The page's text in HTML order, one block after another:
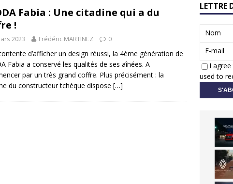
Fabia : Une citadine qui a du
!
2023 Frédéric MARTINEZ 0
d’afficher un design réussi, la 4ème génération de
Fabia a conservé les qualités de ses aînées. A
par un très grand coffre. Plus précisément : la
du constructeur tchèque dispose […]
LETTRE
Nom
E-mail
I
used to